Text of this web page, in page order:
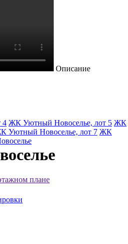
Описание
4 ЖК Уютный Новоселье, лот 5 ЖК
Уютный Новоселье, лот 7 ЖК
плане